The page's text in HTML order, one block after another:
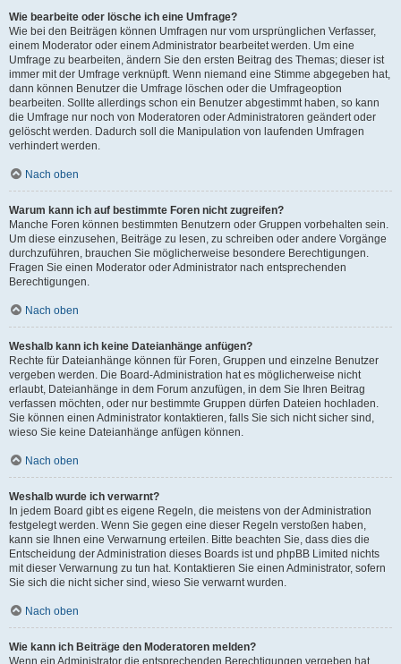
Wie bearbeite oder lösche ich eine Umfrage?
Wie bei den Beiträgen können Umfragen nur vom ursprünglichen Verfasser,
einem Moderator oder einem Administrator bearbeitet werden. Um eine
Umfrage zu bearbeiten, ändern Sie den ersten Beitrag des Themas; dieser ist
immer mit der Umfrage verknüpft. Wenn niemand eine Stimme abgegeben hat,
dann können Benutzer die Umfrage löschen oder die Umfrageoption
bearbeiten. Sollte allerdings schon ein Benutzer abgestimmt haben, so kann
die Umfrage nur noch von Moderatoren oder Administratoren geändert oder
gelöscht werden. Dadurch soll die Manipulation von laufenden Umfragen
verhindert werden.
Nach oben
Warum kann ich auf bestimmte Foren nicht zugreifen?
Manche Foren können bestimmten Benutzern oder Gruppen vorbehalten sein.
Um diese einzusehen, Beiträge zu lesen, zu schreiben oder andere Vorgänge
durchzuführen, brauchen Sie möglicherweise besondere Berechtigungen.
Fragen Sie einen Moderator oder Administrator nach entsprechenden
Berechtigungen.
Nach oben
Weshalb kann ich keine Dateianhänge anfügen?
Rechte für Dateianhänge können für Foren, Gruppen und einzelne Benutzer
vergeben werden. Die Board-Administration hat es möglicherweise nicht
erlaubt, Dateianhänge in dem Forum anzufügen, in dem Sie Ihren Beitrag
verfassen möchten, oder nur bestimmte Gruppen dürfen Dateien hochladen.
Sie können einen Administrator kontaktieren, falls Sie sich nicht sicher sind,
wieso Sie keine Dateianhänge anfügen können.
Nach oben
Weshalb wurde ich verwarnt?
In jedem Board gibt es eigene Regeln, die meistens von der Administration
festgelegt werden. Wenn Sie gegen eine dieser Regeln verstoßen haben,
kann sie Ihnen eine Verwarnung erteilen. Bitte beachten Sie, dass dies die
Entscheidung der Administration dieses Boards ist und phpBB Limited nichts
mit dieser Verwarnung zu tun hat. Kontaktieren Sie einen Administrator, sofern
Sie sich die nicht sicher sind, wieso Sie verwarnt wurden.
Nach oben
Wie kann ich Beiträge den Moderatoren melden?
Wenn ein Administrator die entsprechenden Berechtigungen vergeben hat,